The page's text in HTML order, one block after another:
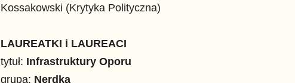
Kossakowski (Krytyka Polityczna)
LAUREATKI i LAUREACI
tytuł: Infrastruktury Oporu
grupa: Nerdka